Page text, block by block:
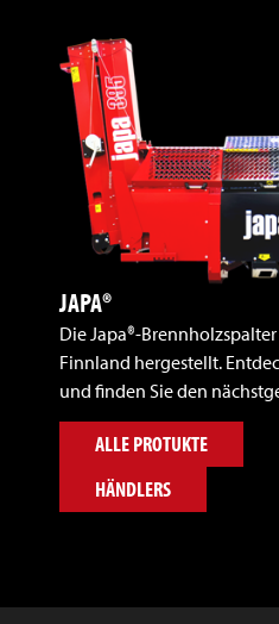
JAPA®
Die Japa®-
Finnland hergestellt.
und finden Sie den
ALLE PROTUKTE
HÄNDLERS